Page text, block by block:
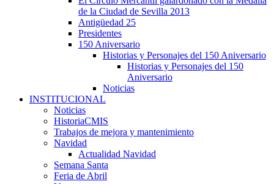
de la Ciudad de Sevilla 2013
Antigüedad 25
Presidentes
150 Aniversario
Historias y Personajes del 150 Aniversario
Historias y Personajes del 150
Aniversario
Noticias
INSTITUCIONAL
Noticias
HistoriaCMIS
Trabajos de mejora y mantenimiento
Navidad
Actualidad Navidad
Semana Santa
Feria de Abril